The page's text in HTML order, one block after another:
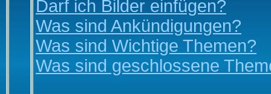
Darf ich Bilder einfügen?
Was sind Ankündigungen?
Was sind Wichtige Themen?
Was sind geschlossene